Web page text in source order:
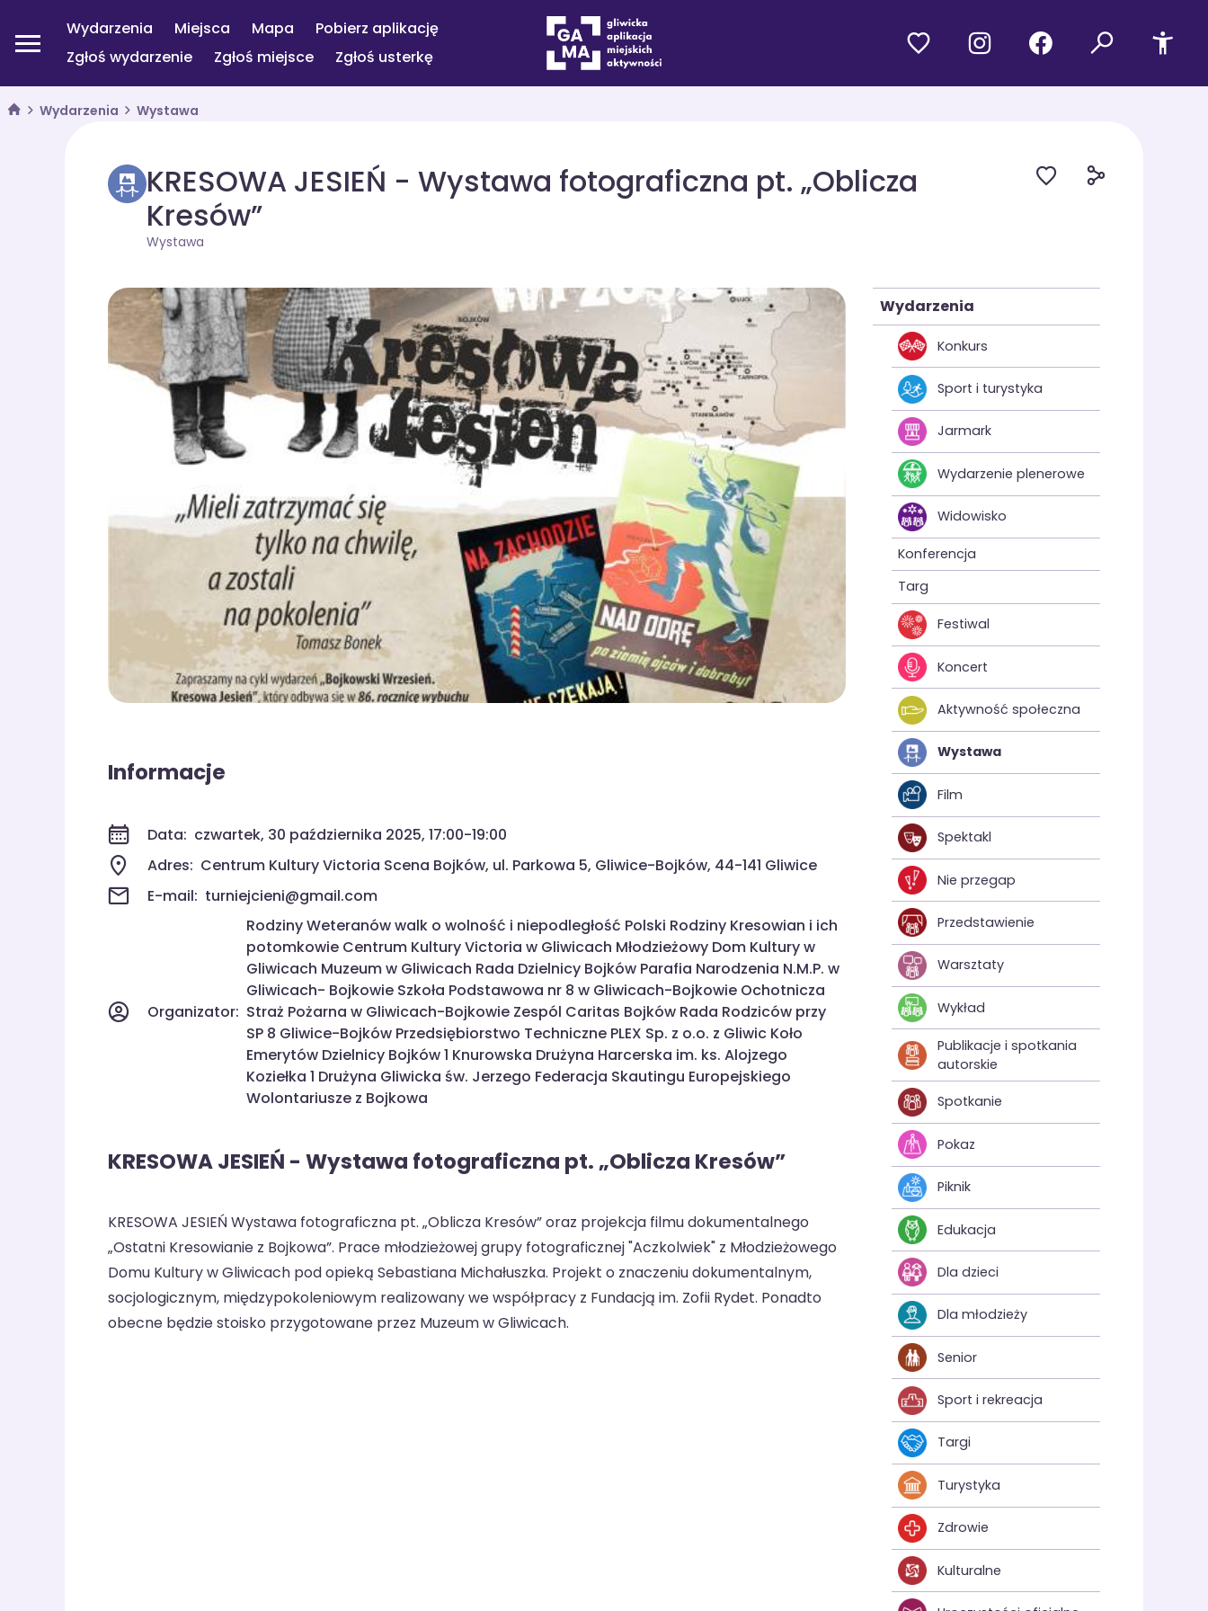
Wydarzenia Miejsca Mapa
Pobierz aplikację
Zgłoś wydarzenie
Zgłoś miejsce Zgłoś usterkę
Wydarzenia Wystawa
KRESOWA JESIEŃ - Wystawa fotograficzna pt. „Oblicza
Kresów”
Wystawa
Informacje
Data: czwartek, 30 października 2025, 17:00-19:00
Adres: Centrum Kultury Victoria Scena Bojków, ul. Parkowa 5, Gliwice-Bojków, 44-141 Gliwice
E-mail: turniejcieni@gmail.com
Organizator:
Rodziny Weteranów walk o wolność i niepodległość Polski Rodziny Kresowian i ich
potomkowie Centrum Kultury Victoria w Gliwicach Młodzieżowy Dom Kultury w
Gliwicach Muzeum w Gliwicach Rada Dzielnicy Bojków Parafia Narodzenia N.M.P. w
Gliwicach- Bojkowie Szkoła Podstawowa nr 8 w Gliwicach-Bojkowie Ochotnicza
Straż Pożarna w Gliwicach-Bojkowie Zespól Caritas Bojków Rada Rodziców przy
SP 8 Gliwice-Bojków Przedsiębiorstwo Techniczne PLEX Sp. z o.o. z Gliwic Koło
Emerytów Dzielnicy Bojków 1 Knurowska Drużyna Harcerska im. ks. Alojzego
Koziełka 1 Drużyna Gliwicka św. Jerzego Federacja Skautingu Europejskiego
Wolontariusze z Bojkowa
KRESOWA JESIEŃ - Wystawa fotograficzna pt. „Oblicza Kresów”
KRESOWA JESIEŃ Wystawa fotograficzna pt. „Oblicza Kresów” oraz projekcja filmu dokumentalnego
„Ostatni Kresowianie z Bojkowa”. Prace młodzieżowej grupy fotograficznej "Aczkolwiek" z Młodzieżowego
Domu Kultury w Gliwicach pod opieką Sebastiana Michałuszka. Projekt o znaczeniu dokumentalnym,
socjologicznym, międzypokoleniowym realizowany we współpracy z Fundacją im. Zofii Rydet. Ponadto
obecne będzie stoisko przygotowane przez Muzeum w Gliwicach.
Wydarzenia
Konkurs
Sport i turystyka
Jarmark
Wydarzenie plenerowe
Widowisko
Konferencja
Targ
Festiwal
Koncert
Aktywność społeczna
Wystawa
Film
Spektakl
Nie przegap
Przedstawienie
Warsztaty
Wykład
Publikacje i spotkania
autorskie
Spotkanie
Pokaz
Piknik
Edukacja
Dla dzieci
Dla młodzieży
Senior
Sport i rekreacja
Targi
Turystyka
Zdrowie
Kulturalne